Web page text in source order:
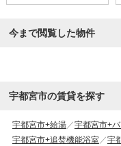
今まで閲覧した物件
宇都宮市の賃貸を探す
宇都宮市+給湯 宇都宮市+
宇都宮市+追焚機能浴室
宇